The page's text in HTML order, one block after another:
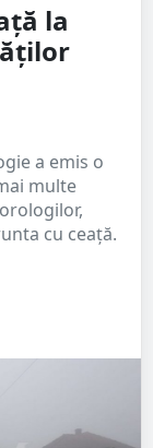
la
a emis o
multe
cu ceață.